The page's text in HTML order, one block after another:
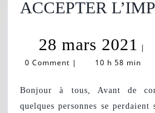
ACCEPTER
28 mars 2021 28
|
0 Comment | 10 h 58 min
Bonjour à tous, Avant de
quelques personnes se